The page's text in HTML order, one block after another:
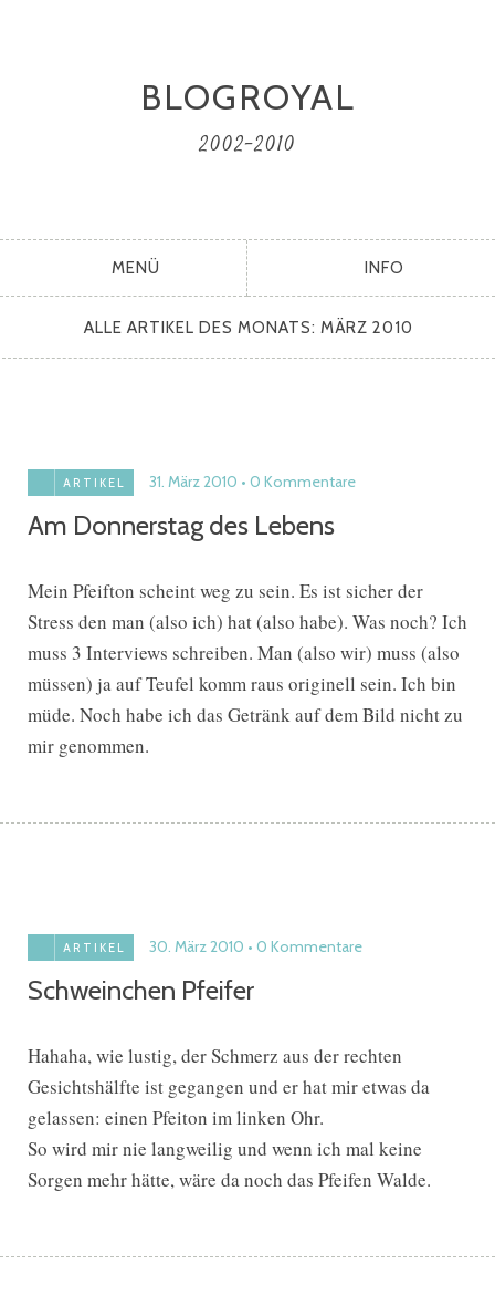
BLOGROYAL
2002-2010
MENÜ INFO
ALLE ARTIKEL DES MONATS: MÄRZ 2010
ARTIKEL 31. März 2010 0 Kommentare
Am Donnerstag des Lebens
Mein Pfeifton scheint weg zu sein. Es ist sicher der
Stress den man (also ich) hat (also habe). Was noch? Ich
muss 3 Interviews schreiben. Man (also wir) muss (also
müssen) ja auf Teufel komm raus originell sein. Ich bin
müde. Noch habe ich das Getränk auf dem Bild nicht zu
mir genommen.
ARTIKEL 30. März 2010 0 Kommentare
Schweinchen Pfeifer
Hahaha, wie lustig, der Schmerz aus der rechten
Gesichtshälfte ist gegangen und er hat mir etwas da
gelassen: einen Pfeiton im linken Ohr.
So wird mir nie langweilig und wenn ich mal keine
Sorgen mehr hätte, wäre da noch das Pfeifen Walde.